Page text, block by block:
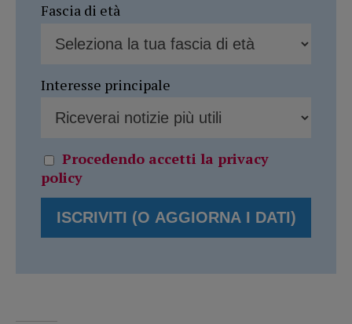
Fascia di età
Interesse principale
Procedendo accetti la privacy
policy